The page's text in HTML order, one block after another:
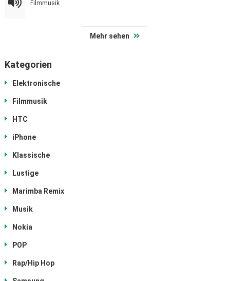
Filmmusik
Mehr sehen
Kategorien
Elektronische
Filmmusik
HTC
iPhone
Klassische
Lustige
Marimba Remix
Musik
Nokia
POP
Rap/Hip Hop